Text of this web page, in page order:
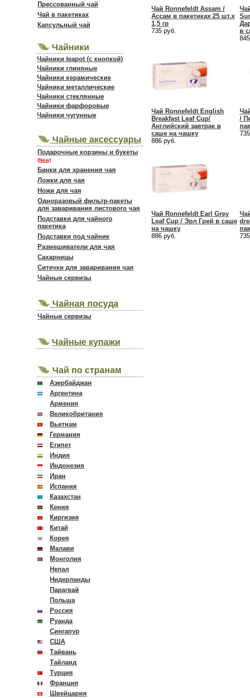
Прессованный чай
Чай в пакетиках
Капсульный чай
Чайники
Чайники teapot (с кнопкой)
Чайники глиняные
Чайники керамические
Чайники металлические
Чайники стеклянные
Чайники фарфоровые
Чайники чугунные
Чайные аксессуары
Подарочные корзины и букеты
(New)
Банки для хранения чая
Ложки для чая
Ножи для чая
Одноразовый фильтр-пакеты
для заваривания листового чая
Подставки для чайного
пакетика
Подставки под чайник
Размешиватели для чая
Сахарницы
Ситечки для заваривания чая
Чайные сервизы
Чайная посуда
Чайные сервизы
Чайные купажи
Чай по странам
Азербайджан
Аргентина
Армения
Великобритания
Вьетнам
Германия
Египет
Индия
Индонезия
Иран
Испания
Казахстан
Кения
Киргизия
Китай
Корея
Малави
Монголия
Непал
Нидерланды
Парагвай
Польша
Россия
Руанда
Сингапур
США
Тайвань
Тайланд
Турция
Франция
Швейцария
Чай Ronnefeldt Assam /
Ассам в пакетиках 25 шт.х
1,5 гр
735 руб.
в
Чай Ronnefeldt English
Breakfast Leaf Cup/
Английский завтрак в
саше на чашку
886 руб.
/
Чай Ronnefeldt Earl Grey
Leaf Cup / Эрл Грей в саше
на чашку
886 руб.